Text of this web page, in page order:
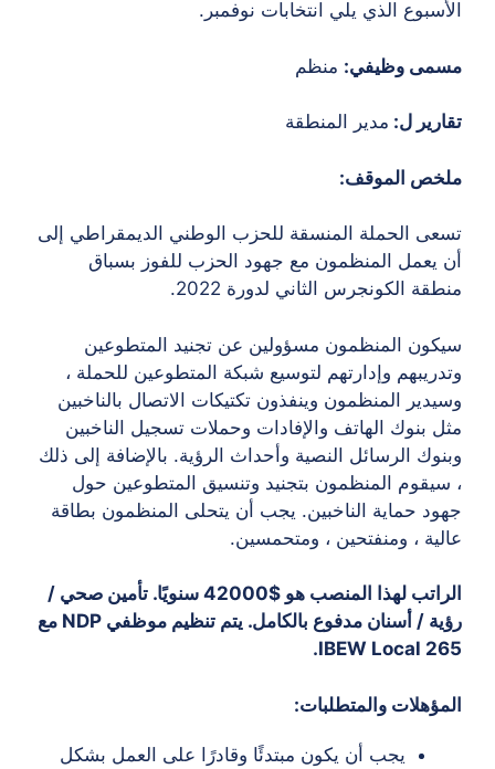
الأسبوع الذي يلي انتخابات نوفمبر.
مسمى وظيفي: منظم
تقارير ل: مدير المنطقة
ملخص الموقف:
تسعى الحملة المنسقة للحزب الوطني الديمقراطي إلى
أن يعمل المنظمون مع جهود الحزب للفوز بسباق
منطقة الكونجرس الثاني لدورة 2022.
سيكون المنظمون مسؤولين عن تجنيد المتطوعين
وتدريبهم وإدارتهم لتوسيع شبكة المتطوعين للحملة ،
وسيدير المنظمون وينفذون تكتيكات الاتصال بالناخبين
مثل بنوك الهاتف والإفادات وحملات تسجيل الناخبين
وبنوك الرسائل النصية وأحداث الرؤية. بالإضافة إلى ذلك
، سيقوم المنظمون بتجنيد وتنسيق المتطوعين حول
جهود حماية الناخبين. يجب أن يتحلى المنظمون بطاقة
عالية ، ومنفتحين ، ومتحمسين.
الراتب لهذا المنصب هو $42000 سنويًا. تأمين صحي /
رؤية / أسنان مدفوع بالكامل. يتم تنظيم موظفي NDP مع
IBEW Local 265.
المؤهلات والمتطلبات:
يجب أن يكون مبتدئًا وقادرًا على العمل بشكل